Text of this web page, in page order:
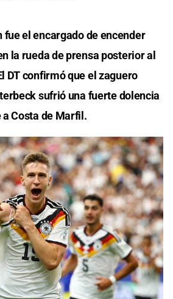
el encargado de encender
la rueda de prensa posterior al
DT confirmó que el zaguero
sufrió una fuerte dolencia
Costa de Marfil.